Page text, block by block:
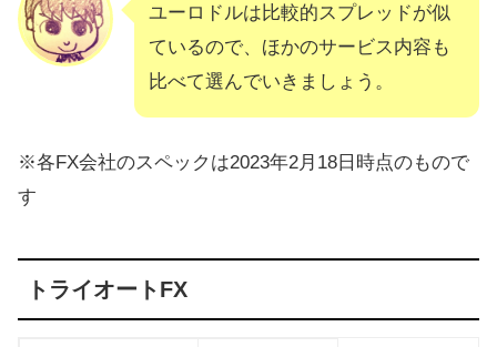
ユーロドルは比較的スプレッドが似
ているので、ほかのサービス内容も
比べて選んでいきましょう。
※各FX会社のスペックは2023年2月18日時点のもので
す
トライオートFX